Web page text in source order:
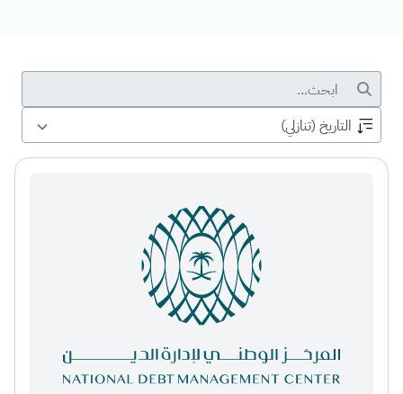
شريط البحث
التاريخ (تنازلي)